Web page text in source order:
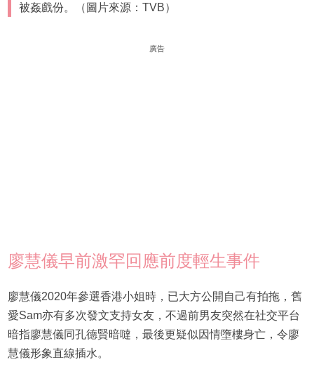
被姦戲份。（圖片來源：TVB）
廣告
廖慧儀早前激罕回應前度輕生事件
廖慧儀2020年參選香港小姐時，已大方公開自己有拍拖，舊
愛Sam亦有多次發文支持女友，不過前男友突然在社交平台
暗指廖慧儀同孔德賢暗噠，最後更疑似因情墮樓身亡，令廖
慧儀形象直線插水。